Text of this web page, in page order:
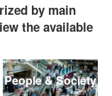
by main
the available
People & Society